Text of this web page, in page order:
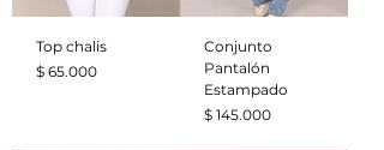
Top chalis
Precio
$ 65.000
Conjunto
Pantalón
Estampado
Precio
$ 145.000